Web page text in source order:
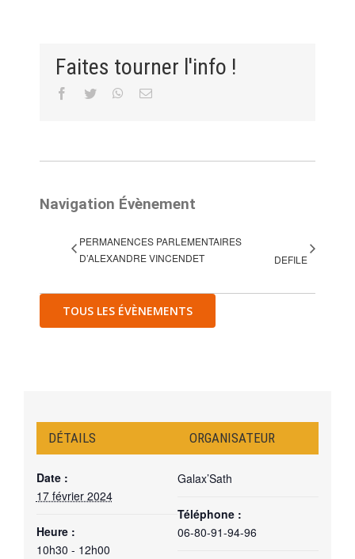
Faites tourner l'info !
Facebook
Twitter WhatsApp
Email
Navigation Évènement
PERMANENCES PARLEMENTAIRES
D’ALEXANDRE VINCENDET
DEFILE
TOUS LES ÉVÈNEMENTS
DÉTAILS
Date :
17 février 2024
Heure :
10h30 - 12h00
ORGANISATEUR
Galax’Sath
Téléphone :
06-80-91-94-96